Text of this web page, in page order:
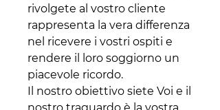
rivolgete al vostro cliente
rappresenta la vera differenza
nel ricevere i vostri ospiti e
rendere il loro soggiorno un
piacevole ricordo.
Il nostro obiettivo siete Voi e il